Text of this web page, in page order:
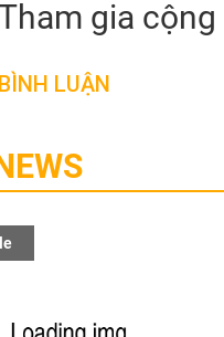
gia
BÌNH LUẬN